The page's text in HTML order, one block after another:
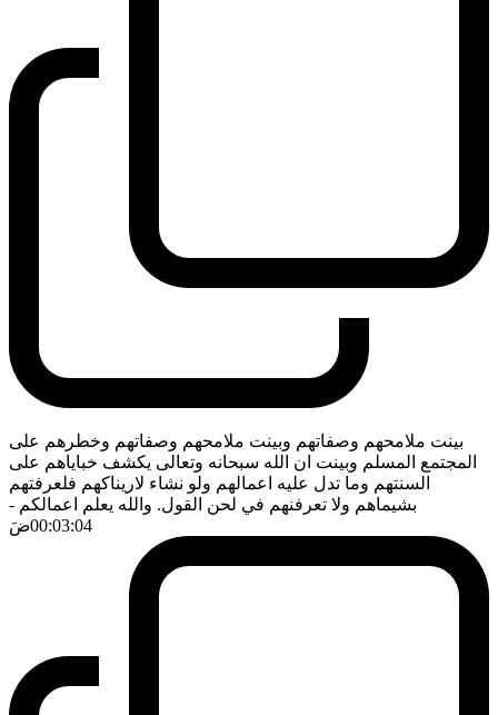
بينت ملامحهم وصفاتهم وبينت ملامحهم وصفاتهم وخطرهم على
المجتمع المسلم وبينت ان الله سبحانه وتعالى يكشف خباياهم على
السنتهم وما تدل عليه اعمالهم ولو نشاء لاريناكهم فلعرفتهم
بشيماهم ولا تعرفنهم في لحن القول. والله يعلم اعمالكم -
00:03:04ضَ